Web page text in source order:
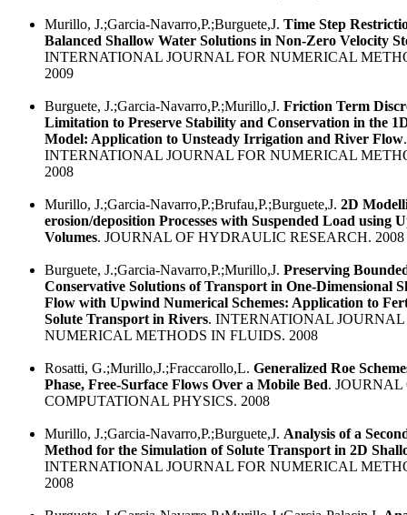
Murillo, J.;Garcia-Navarro,P.;Burguete,J. Time Step
Balanced Shallow Water Solutions in Non-Zero Velocity
INTERNATIONAL JOURNAL FOR NUMERICAL
2009
Burguete, J.;Garcia-Navarro,P.;Murillo,J. Friction Term
Limitation to Preserve Stability and Conservation in the
Model: Application to Unsteady Irrigation and River Flow.
INTERNATIONAL JOURNAL FOR NUMERICAL
2008
Murillo, J.;Garcia-Navarro,P.;Brufau,P.;Burguete,J. 2D
erosion/deposition Processes with Suspended Load using
Volumes. JOURNAL OF HYDRAULIC RESEARCH. 2008
Burguete, J.;Garcia-Navarro,P.;Murillo,J. Preserving
Conservative Solutions of Transport in One-Dimensional
Flow with Upwind Numerical Schemes: Application to
Solute Transport in Rivers. INTERNATIONAL JOURNAL
NUMERICAL METHODS IN FLUIDS. 2008
Rosatti, G.;Murillo,J.;Fraccarollo,L. Generalized Roe
Phase, Free-Surface Flows Over a Mobile Bed. JOURNAL
COMPUTATIONAL PHYSICS. 2008
Murillo, J.;Garcia-Navarro,P.;Burguete,J. Analysis of a
Method for the Simulation of Solute Transport in 2D
INTERNATIONAL JOURNAL FOR NUMERICAL
2008